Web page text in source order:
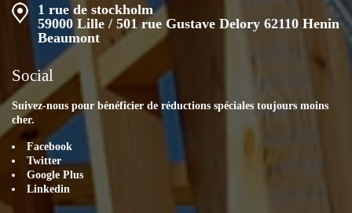
1 rue de stockholm
59000 Lille / 501 rue Gustave Delory 62110 Henin
Beaumont
Social
Suivez-nous pour bénéficier de réductions spéciales toujours moins
cher.
Facebook
Twitter
Google Plus
Linkedin